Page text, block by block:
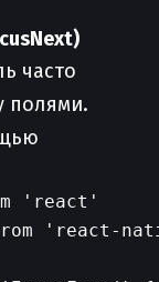
часто
полями.
'react'
'react-